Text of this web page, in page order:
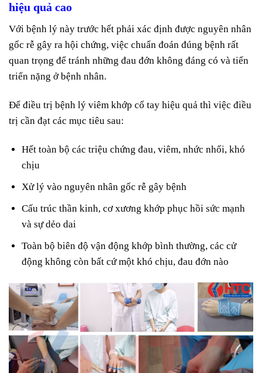
hiệu quả cao
Với bệnh lý này trước hết phải xác định được nguyên nhân
gốc rễ gây ra hội chứng, việc chuẩn đoán đúng bệnh rất
quan trọng để tránh những đau đớn không đáng có và tiến
triển nặng ở bệnh nhân.
Để điều trị bệnh lý viêm khớp cổ tay hiệu quả thì việc điều
trị cần đạt các mục tiêu sau:
Hết toàn bộ các triệu chứng đau, viêm, nhức nhối, khó
chịu
Xử lý vào nguyên nhân gốc rễ gây bệnh
Cấu trúc thần kinh, cơ xương khớp phục hồi sức mạnh
và sự dẻo dai
Toàn bộ biên độ vận động khớp bình thường, các cử
động không còn bất cứ một khó chịu, đau đớn nào